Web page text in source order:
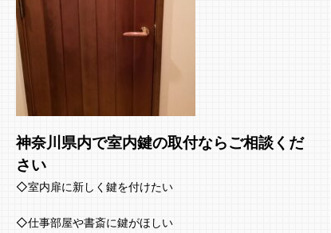
神奈川県内で室内鍵の取付ならご相談くだ
さい
◇室内扉に新しく鍵を付けたい
◇仕事部屋や書斎に鍵がほしい